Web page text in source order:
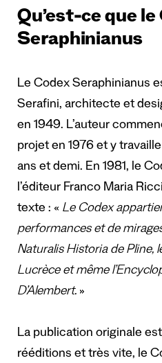
Qu’est-ce que le
Seraphinianus
Le Codex Seraphinianus
Serafini, architecte et
en 1949. L’auteur
projet en 1976 et y
ans et demi. En 1981, le
l’éditeur Franco Maria
texte : « Le Codex
performances et de
Naturalis Historia de Pline,
Lucrèce et même
D’Alembert. »
La publication originale
rééditions et très vite, le